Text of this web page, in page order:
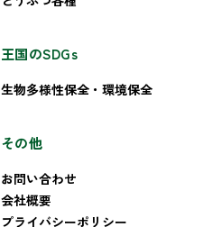
王国のSDGs
生物多様性保全・環境保全
その他
お問い合わせ
会社概要
プライバシーポリシー